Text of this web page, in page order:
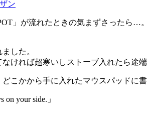
ン
」が流れたときの気まずさったら…。
した。
ければ超寒いしストーブ入れたら途
こかから手に入れたマウスパッドに
on your side.」